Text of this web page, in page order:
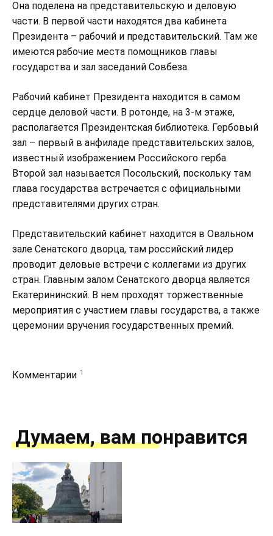
Она поделена на представительскую и деловую
части. В первой части находятся два кабинета
Президента – рабочий и представительский. Там же
имеются рабочие места помощников главы
государства и зал заседаний Совбеза.
Рабочий кабинет Президента находится в самом
сердце деловой части. В ротонде, на 3-м этаже,
располагается Президентская библиотека. Гербовый
зал – первый в анфиладе представительских залов,
известный изображением Российского герба.
Второй зал называется Посольский, поскольку там
глава государства встречается с официальными
представителями других стран.
Представительский кабинет находится в Овальном
зале Сенатского дворца, там российский лидер
проводит деловые встречи с коллегами из других
стран. Главным залом Сенатского дворца является
Екатерининский. В нем проходят торжественные
мероприятия с участием главы государства, а также
церемонии вручения государственных премий.
Комментарии 1
Думаем, вам понравится